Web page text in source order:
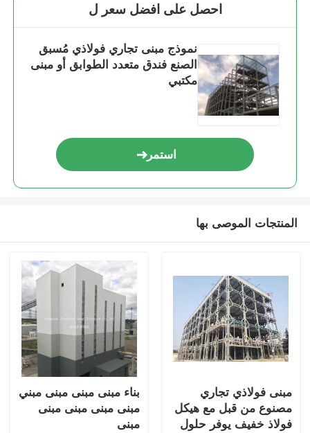
احصل على افضل سعر ل
نموذج مبنى تجاري فولاذي مُسبق
الصنع فندق متعدد الطوابق أو مبنى
مكتبي
استمر
المنتجات الموصى بها
مبنى فولاذي تجاري
مصنوع من قبل مع هيكل
فولاذ خفيف يوفر حلول
بناء مبنى مبنى مبنى مبني
مبنى مبنى مبنى مبنى
مبنى